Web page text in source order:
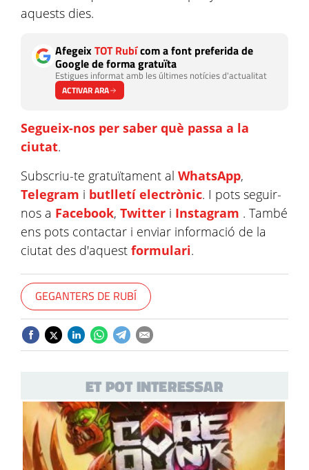
aquests dies.
AfegeixTOT Rubícom a font preferida de
Google de forma gratuïta
Estigues informat amb les últimes notícies d'actualitat
ACTIVAR ARA
Segueix-nos per saber què passa a la
ciutat.
Subscriu-te gratuïtament al WhatsApp,
Telegram i butlletí electrònic. I pots seguir-
nos a Facebook, Twitter i Instagram . També
ens pots contactar i enviar informació de la
ciutat des d'aquest formulari.
GEGANTERS DE RUBÍ
ET POT INTERESSAR